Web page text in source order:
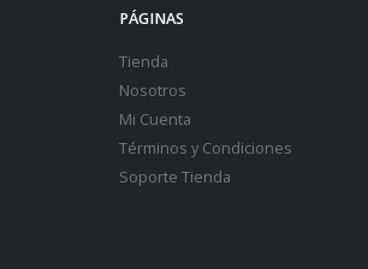
PÁGINAS
Tienda
Nosotros
Mi Cuenta
Términos y Condiciones
Soporte Tienda